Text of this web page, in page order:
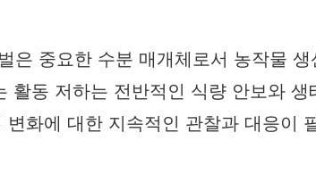
은 중요한 수분 매개체로서 농작물 생
활동 저하는 전반적인 식량 안보와 생
화에 대한 지속적인 관찰과 대응이